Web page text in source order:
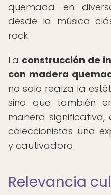
quemada en
desde la música
rock.
La construcción de
con madera
no solo realza la
sino que también
manera
coleccionistas una
y cautivadora.
Relevancia